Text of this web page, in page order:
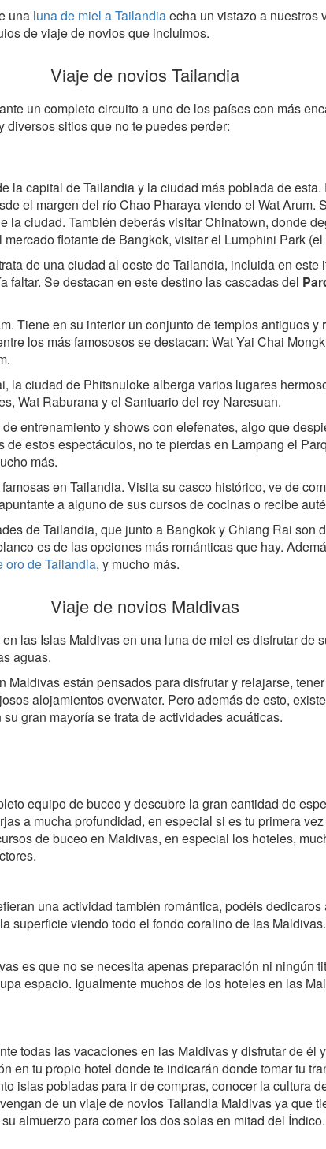
una luna de miel a Tailandiaecha un vistazo a nuestros
de viaje de novios que incluimos.
Viaje de novios Tailandia
un completo circuito a uno de los países con más
sitios que no te puedes perder:
la capital de Tailandia y la ciudad más poblada de
el margen del río Chao Pharaya viendo el Wat Arum.
la ciudad. También deberás visitar Chinatown, donde
mercado flotante de Bangkok, visitar el Lumphini Park
de una ciudad al oeste de Tailandia, incluida en
faltar. Se destacan en este destino las cascadas del
Tiene en su interior un conjunto de templos antiguos
los más famososos se destacan: Wat Yai Chai
la ciudad de Phitsnuloke alberga varios lugares
Wat Raburana y el Santuario del rey Naresuan.
entrenamiento y shows con elefenates, algo que
estos espectáculos, no te pierdas en Lampang el
más.
en Tailandia. Visita su casco histórico, ve de
a alguno de sus cursos de cocinas o recibe
de Tailandia, que junto a Bangkok y Chiang Rai son
es de las opciones más románticas que hay.
oro de Tailandia, y mucho más.
Viaje de novios Maldivas
las Islas Maldivas en una luna de miel es disfrutar de
aguas.
Maldivas están pensados para disfrutar y relajarse,
alojamientos overwater. Pero además de esto,
gran mayoría se trata de actividades acuáticas.
equipo de buceo y descubre la gran cantidad de
a mucha profundidad, en especial si es tu primera
de buceo en Maldivas, en especial los hoteles,
una actividad también romántica, podéis
superficie viendo todo el fondo coralino de las
es que no se necesita apenas preparación ni ningún
espacio. Igualmente muchos de los hoteles en las
todas las vacaciones en las Maldivas y disfrutar de él
en tu propio hotel donde te indicarán donde tomar tu
islas pobladas para ir de compras, conocer la cultura
de un viaje de novios Tailandia Maldivas ya que
almuerzo para comer los dos solas en mitad del Índico.